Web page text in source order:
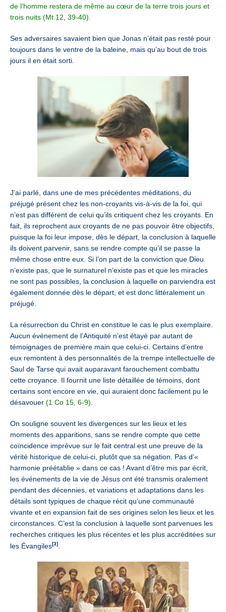
de l’homme restera de même au cœur de la terre trois jours et
trois nuits (Mt 12, 39-40).
Ses adversaires savaient bien que Jonas n’était pas resté pour
toujours dans le ventre de la baleine, mais qu’au bout de trois
jours il en était sorti.
J’ai parlé, dans une de mes précédentes méditations, du
préjugé présent chez les non-croyants vis-à-vis de la foi, qui
n’est pas différent de celui qu’ils critiquent chez les croyants. En
fait, ils reprochent aux croyants de ne pas pouvoir être objectifs,
puisque la foi leur impose, dès le départ, la conclusion à laquelle
ils doivent parvenir, sans se rendre compte qu’il se passe la
même chose entre eux. Si l’on part de la conviction que Dieu
n’existe pas, que le surnaturel n’existe pas et que les miracles
ne sont pas possibles, la conclusion à laquelle on parviendra est
également donnée dès le départ, et est donc littéralement un
préjugé.
La résurrection du Christ en constitue le cas le plus exemplaire.
Aucun événement de l’Antiquité n’est étayé par autant de
témoignages de première main que celui-ci. Certains d’entre
eux remontent à des personnalités de la trempe intellectuelle de
Saul de Tarse qui avait auparavant farouchement combattu
cette croyance. Il fournit une liste détaillée de témoins, dont
certains sont encore en vie, qui auraient donc facilement pu le
désavouer (1 Co 15, 6-9).
On souligne souvent les divergences sur les lieux et les
moments des apparitions, sans se rendre compte que cette
coïncidence imprévue sur le fait central est une preuve de la
vérité historique de celui-ci, plutôt que sa négation. Pas d’«
harmonie préétablie » dans ce cas ! Avant d’être mis par écrit,
les événements de la vie de Jésus ont été transmis oralement
pendant des décennies, et variations et adaptations dans les
détails sont typiques de chaque récit qu’une communauté
vivante et en expansion fait de ses origines selon les lieux et les
circonstances. C’est la conclusion à laquelle sont parvenues les
recherches critiques les plus récentes et les plus accréditées sur
les Évangiles[3]